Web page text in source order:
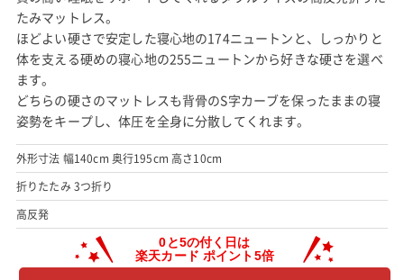
たみマットレス。
ほどよい硬さで安定した寝心地の174ニュートンと、しっかりと
体を支える硬めの寝心地の255ニュートンから好きな硬さを選べ
ます。
どちらの硬さのマットレスも背骨のS字カーブを保ったままの寝
姿勢をキープし、体圧を全身に分散してくれます。
外形寸法 幅140cm 奥行195cm 高さ10cm
折りたたみ 3つ折り
高反発